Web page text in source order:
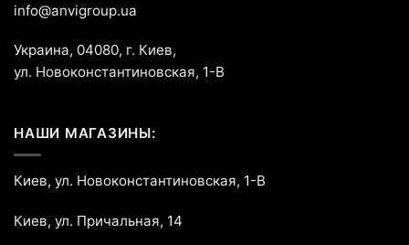
info@anvigroup.ua
Украина, 04080, г. Киев,
ул. Новоконстантиновская, 1-В
НАШИ МАГАЗИНЫ:
Киев, ул. Новоконстантиновская, 1-В
Киев, ул. Причальная, 14